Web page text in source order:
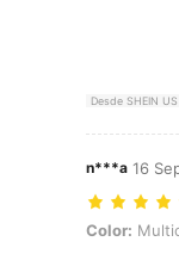
Desde SHEIN US
n***a 16
Color:
Color: